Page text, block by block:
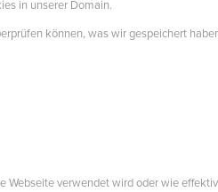
in unserer Domain.
können, was wir gespeichert
verwendet wird oder wie